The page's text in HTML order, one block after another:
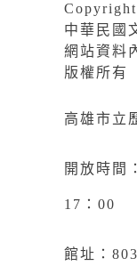
中華民國
網站資料
版權所有
高雄市立
開放時間
17：00
館址：